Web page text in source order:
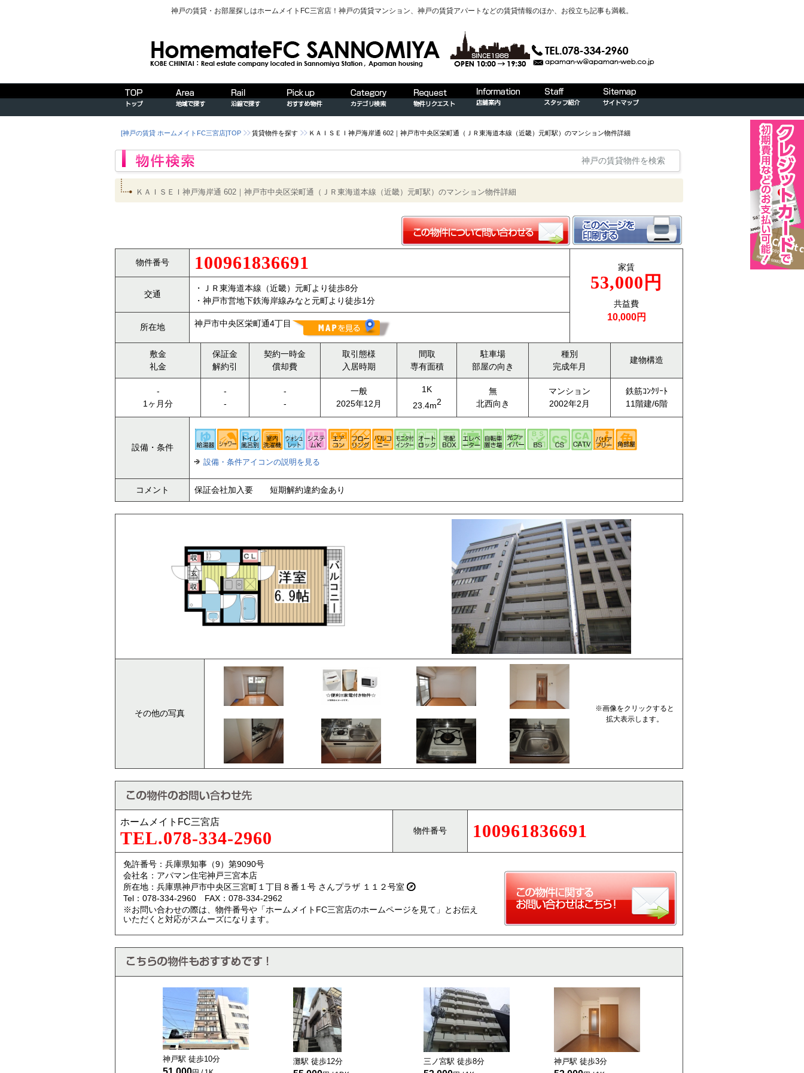
神戸の賃貸・お部屋探しはホームメイトFC三宮店！神戸の賃貸マンション、神戸の賃貸アパートなどの賃貸情報のほか、お役立ち記事も満載。
[神戸の賃貸 ホームメイトFC三宮店]TOP 賃貸物件を探す ＫＡＩＳＥＩ神戸海岸通 602｜神戸市中央区栄町通（ＪＲ東海道本線（近畿）元町駅）のマンション物件詳細
神戸の賃貸物件を検索
ＫＡＩＳＥＩ神戸海岸通 602｜神戸市中央区栄町通（ＪＲ東海道本線（近畿）元町駅）のマンション物件詳細
物件番号 100961836691 家賃
53,000円
共益費
10,000円
交通
・ＪＲ東海道本線（近畿）元町より徒歩8分
・神戸市営地下鉄海岸線みなと元町より徒歩1分
所在地 神戸市中央区栄町通4丁目
敷金
礼金
保証金
解約引
契約一時金
償却費
取引態様
入居時期
間取
専有面積
駐車場
部屋の向き
種別
完成年月
建物構造
-
1ヶ月分
-
-
-
-
一般
2025年12月
1K
23.4m2
無
北西向き
マンション
2002年2月
鉄筋ｺﾝｸﾘｰﾄ
11階建/6階
設備・条件
設備・条件アイコンの説明を見る
コメント 保証会社加入要 短期解約違約金あり
その他の写真
※画像をクリックすると
拡大表示します。
ホームメイトFC三宮店
TEL.078-334-2960 物件番号 100961836691
免許番号：兵庫県知事（9）第9090号
会社名：アパマン住宅神戸三宮本店
所在地：兵庫県神戸市中央区三宮町１丁目８番１号 さんプラザ １１２号室
Tel：078-334-2960 FAX：078-334-2962
※お問い合わせの際は、物件番号や「ホームメイトFC三宮店のホームページを見て」とお伝え
いただくと対応がスムーズになります。
神戸駅 徒歩10分 灘駅 徒歩12分 三ノ宮駅 徒歩8分 神戸駅 徒歩3分